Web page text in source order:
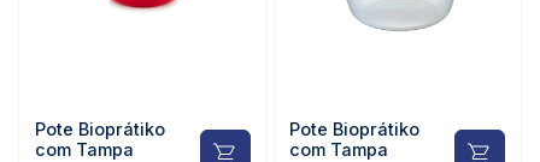
Pote Bioprátiko
com Tampa
Pote Bioprátiko
com Tampa